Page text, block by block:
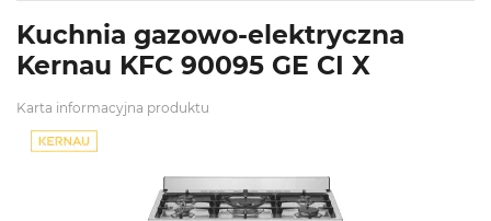
Kuchnia gazowo-elektryczna
Kernau KFC 90095 GE CI X
Karta informacyjna produktu